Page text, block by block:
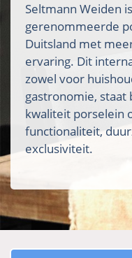
Seltmann Weiden
gerenommeerde
Duitsland met
ervaring. Dit
zowel voor
gastronomie, staat
kwaliteit porselein
functionaliteit,
exclusiviteit.